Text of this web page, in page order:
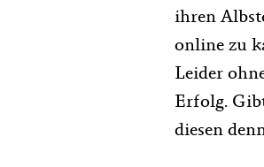
ihren
online zu
Leider
Erfolg.
diesen